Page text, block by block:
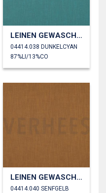
LEINEN GEWASCHEN 230 GM2
04414.038 DUNKELCYAN
87%LI/13%CO
LEINEN GEWASCHEN 230 GM2
04414.040 SENFGELB